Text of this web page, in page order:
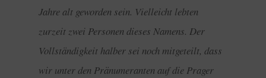
Jahre alt geworden sein. Vielleicht lebten
zurzeit zwei Personen dieses Namens. Der
Vollständigkeit halber sei noch mitgeteilt, dass
wir unter den Pränumeranten auf die Prager